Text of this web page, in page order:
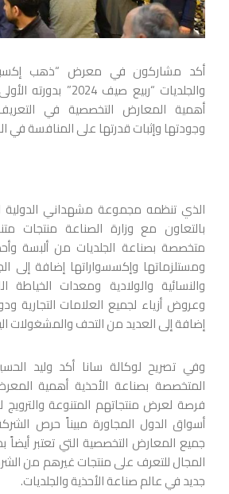
أكد مشاركون في معرض “ذهب إكسبو”
والجلديات “ربيع صيف 2024” بدورته الأولى
أهمية المعارض التخصصية في
وجودتها وإثبات قدرتها على المنافسة في
الذي تنظمه مجموعة مشهداني الدولية
متخصصة بصناعة الجلديات من ألبسة
ومستلزماتها وإكسسواراتها إضافة إلى
والنسائية والولادية ومعدات الخياطة
وعروض أزياء لجميع العلامات التجارية
إضافة إلى العديد من التحف والمشغولات
وفي تصريح لوكالة سانا أكد وليد
المتخصصة بصناعة الأحذية أهمية
فرصة لعرض منتجاتهم المتنوعة
أسواق الدول المجاورة مبيناً حرص
جميع المعارض التخصصية التي تعتبر أيضاً
المجال للتعرف على منتجات غيرهم من
جديد في عالم صناعة الأحذية والجلديات.